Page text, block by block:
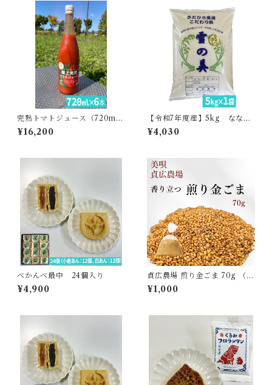
完熟トマトジュース（720ml
6本）・あぐりこ園
¥16,200
【令和7年度産】5kg ななつ
ぼし・貞広農場
¥4,030
べかんべ最中 24個入り
¥4,900
貞広農場 煎り金ごま 70g （詰
め替え用)
¥1,000